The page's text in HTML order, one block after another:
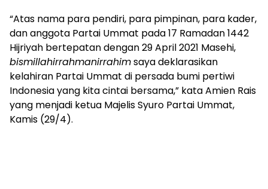
“Atas nama para pendiri, para pimpinan, para kader,
dan anggota Partai Ummat pada 17 Ramadan 1442
Hijriyah bertepatan dengan 29 April 2021 Masehi,
bismillahirrahmanirrahimsaya deklarasikan
kelahiran Partai Ummat di persada bumi pertiwi
Indonesia yang kita cintai bersama,” kata Amien Rais
yang menjadi ketua Majelis Syuro Partai Ummat,
Kamis (29/4).